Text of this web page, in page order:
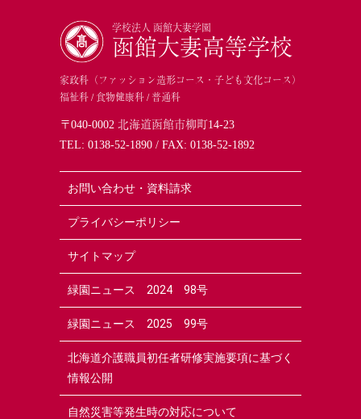
学校法人 函館大妻学園
函館大妻高等学校
家政科（ファッション造形コース・子ども文化コース）
福祉科 / 食物健康科 / 普通科
〒040-0002 北海道函館市柳町14-23
TEL: 0138-52-1890 / FAX: 0138-52-1892
お問い合わせ・資料請求
プライバシーポリシー
サイトマップ
緑園ニュース 2024 98号
緑園ニュース 2025 99号
北海道介護職員初任者研修実施要項に基づく
情報公開
自然災害等発生時の対応について